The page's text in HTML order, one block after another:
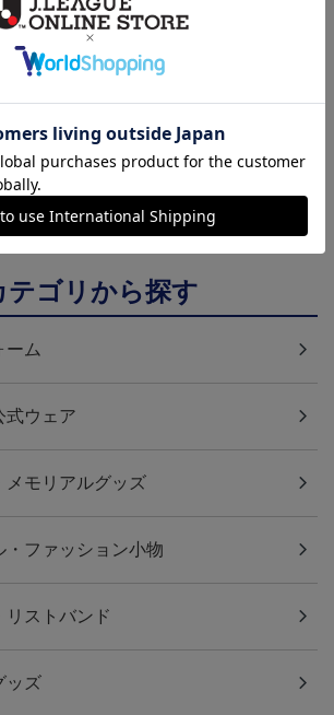
タオルマフラー
2,500円
対 ボルシア ドルトムン
ト プリントタオルマフ
ラー
2,200円
テゴリから探す
ーム
式ウェア
メモリアルグッズ
・ファッション小物
リストバンド
ッズ